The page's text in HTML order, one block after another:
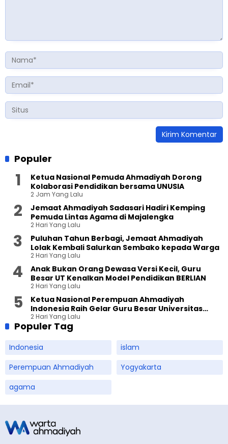
Populer
Ketua Nasional Pemuda Ahmadiyah Dorong
Kolaborasi Pendidikan bersama UNUSIA
2 Jam Yang Lalu
Jemaat Ahmadiyah Sadasari Hadiri Kemping
Pemuda Lintas Agama di Majalengka
2 Hari Yang Lalu
Puluhan Tahun Berbagi, Jemaat Ahmadiyah
Lolak Kembali Salurkan Sembako kepada Warga
2 Hari Yang Lalu
Anak Bukan Orang Dewasa Versi Kecil, Guru
Besar UT Kenalkan Model Pendidikan BERLIAN
2 Hari Yang Lalu
Ketua Nasional Perempuan Ahmadiyah
Indonesia Raih Gelar Guru Besar Universitas
Terbuka
2 Hari Yang Lalu
Populer Tag
Indonesia
islam
Perempuan Ahmadiyah
Yogyakarta
agama